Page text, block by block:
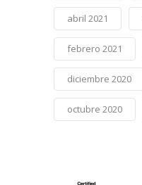
abril 2021
febrero 2021
diciembre 2020
octubre 2020